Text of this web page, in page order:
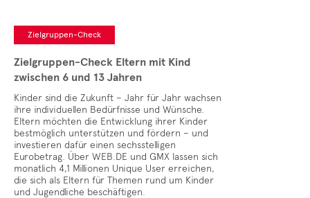
Zielgruppen-Check
Zielgruppen-Check Eltern mit Kind
zwischen 6 und 13 Jahren
Kinder sind die Zukunft – Jahr für Jahr wachsen
ihre individuellen Bedürfnisse und Wünsche.
Eltern möchten die Entwicklung ihrer Kinder
bestmöglich unterstützen und fördern – und
investieren dafür einen sechsstelligen
Eurobetrag. Über WEB.DE und GMX lassen sich
monatlich 4,1 Millionen Unique User erreichen,
die sich als Eltern für Themen rund um Kinder
und Jugendliche beschäftigen.